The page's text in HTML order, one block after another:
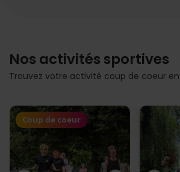
Nos activités sportives
Trouvez votre activité coup de coeur en
Coup de coeur